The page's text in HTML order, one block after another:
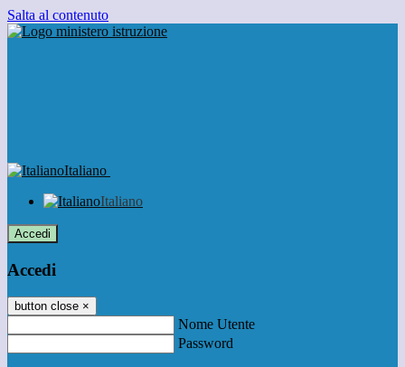
Salta al contenuto
Italiano
Italiano
Accedi
Accedi
button close ×
Nome Utente
Password